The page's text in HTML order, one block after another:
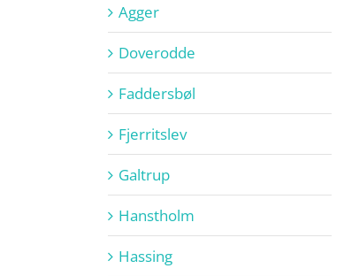
Agger
Doverodde
Faddersbøl
Fjerritslev
Galtrup
Hanstholm
Hassing